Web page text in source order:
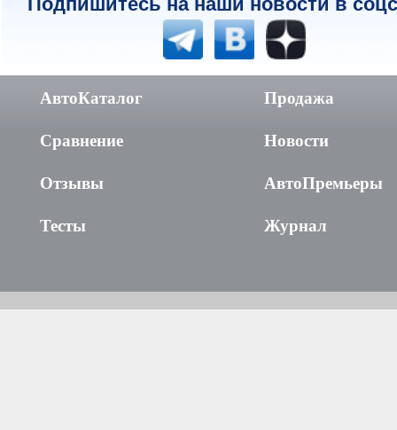
АвтоКаталог
Сравнение
Отзывы
Тесты
Продажа
Новости
АвтоПремьеры
Журнал